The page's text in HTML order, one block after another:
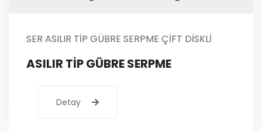
SER ASILIR TİP GÜBRE SERPME ÇİFT DİSKLİ
ASILIR TİP GÜBRE SERPME
Detay